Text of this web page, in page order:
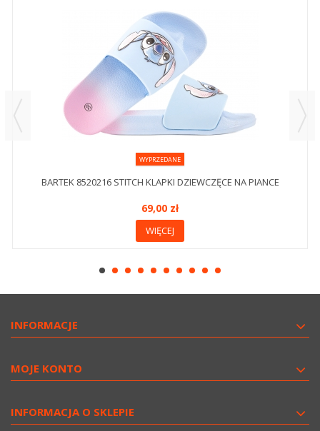
WYPRZEDANE
BARTEK 8520216 STITCH KLAPKI DZIEWCZĘCE NA PIANCE
69,00 zł
WIĘCEJ
INFORMACJE
MOJE KONTO
INFORMACJA O SKLEPIE